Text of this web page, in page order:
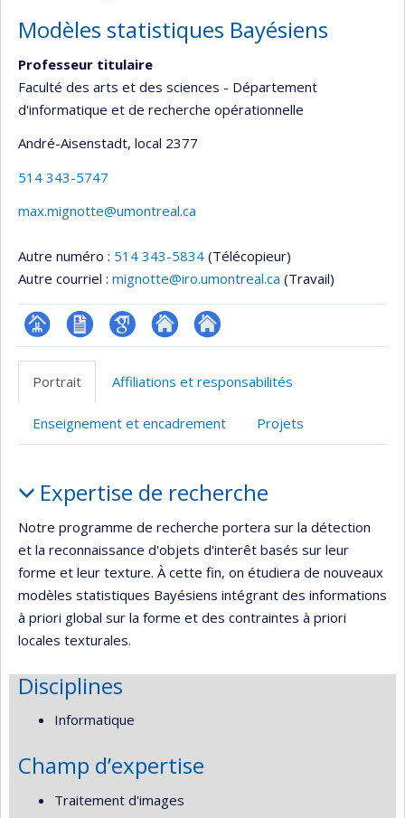
Modèles statistiques Bayésiens
Professeur titulaire
Faculté des arts et des sciences - Département
d'informatique et de recherche opérationnelle
André-Aisenstadt, local 2377
514 343-5747
max.mignotte@umontreal.ca
Autre numéro : 514 343-5834 (Télécopieur)
Autre courriel : mignotte@iro.umontreal.ca (Travail)
Page CV
Google
Scholar
Autre Autre
web
Portrait Affiliations et responsabilités
Enseignement et encadrement Projets
Expertise de recherche
Notre programme de recherche portera sur la détection
et la reconnaissance d'objets d'interêt basés sur leur
forme et leur texture. À cette fin, on étudiera de nouveaux
modèles statistiques Bayésiens intégrant des informations
à priori global sur la forme et des contraintes à priori
locales texturales.
Disciplines
Informatique
Champ d’expertise
Traitement d'images